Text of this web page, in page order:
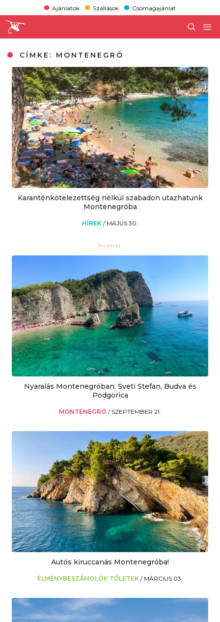
Ajánlatok Szállások Csomagajánlat
CÍMKE: MONTENEGRÓ
Karanténkötelezettség nélkül szabadon utazhatunk
Montenegróba
HÍREK / MÁJUS 30.
Nyaralás Montenegróban: Sveti Stefan, Budva és
Podgorica
MONTENEGRÓ / SZEPTEMBER 21.
Autós kiruccanás Montenegróba!
ÉLMÉNYBESZÁMOLÓK TŐLETEK / MÁRCIUS 03.